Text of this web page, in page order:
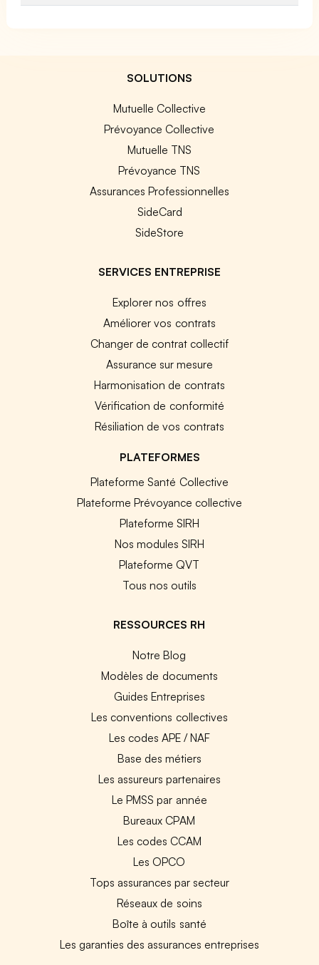
SOLUTIONS
Mutuelle Collective
Prévoyance Collective
Mutuelle TNS
Prévoyance TNS
Assurances Professionnelles
SideCard
SideStore
SERVICES ENTREPRISE
Explorer nos offres
Améliorer vos contrats
Changer de contrat collectif
Assurance sur mesure
Harmonisation de contrats
Vérification de conformité
Résiliation de vos contrats
PLATEFORMES
Plateforme Santé Collective
Plateforme Prévoyance collective
Plateforme SIRH
Nos modules SIRH
Plateforme QVT
Tous nos outils
RESSOURCES RH
Notre Blog
Modèles de documents
Guides Entreprises
Les conventions collectives
Les codes APE / NAF
Base des métiers
Les assureurs partenaires
Le PMSS par année
Bureaux CPAM
Les codes CCAM
Les OPCO
Tops assurances par secteur
Réseaux de soins
Boîte à outils santé
Les garanties des assurances entreprises